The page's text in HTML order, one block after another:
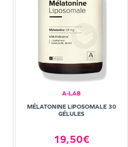
A-LAB
MÉLATONINE LIPOSOMALE 30
GÉLULES
19,50€